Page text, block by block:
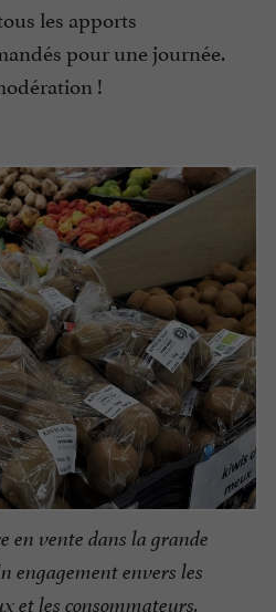
les apports
pour une journée.
!
en vente dans la grande
engagement envers les
et les consommateurs.